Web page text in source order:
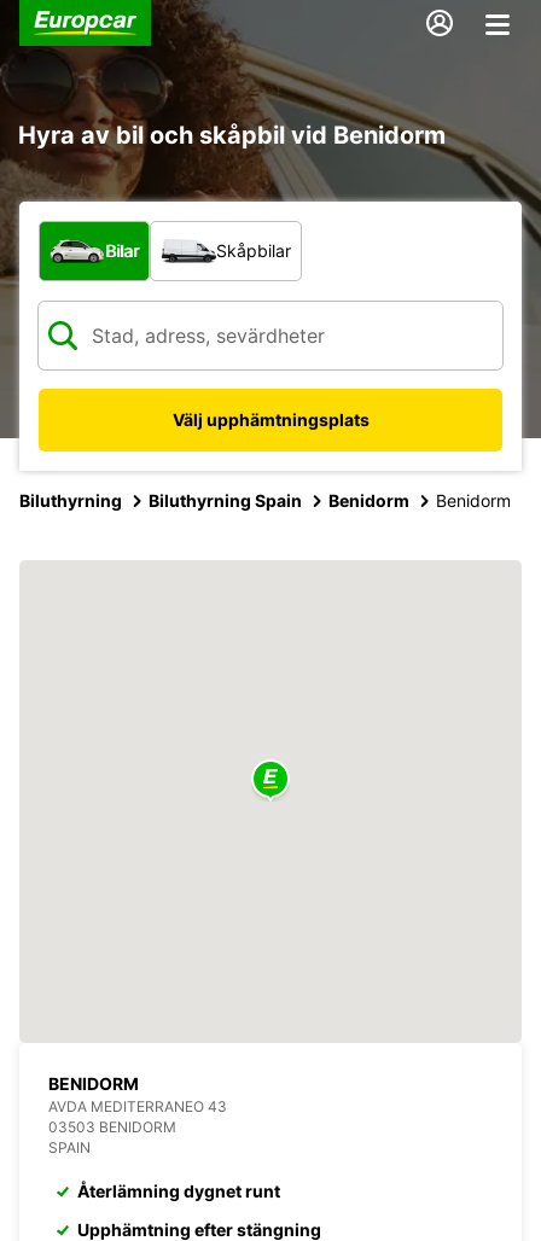
Hyra av bil och skåpbil vid Benidorm
Vilken typ av fordon?
Bilar Skåpbilar
Välj upphämtningsplats
Biluthyrning Biluthyrning Spain Benidorm Benidorm
BENIDORM
AVDA MEDITERRANEO 43
03503 BENIDORM
SPAIN
Återlämning dygnet runt
Upphämtning efter stängning